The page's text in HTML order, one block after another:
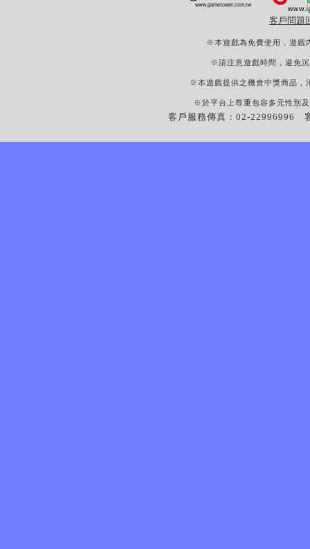
客戶問題
※本遊戲為免費使用，遊戲
※請注意遊戲時間，避免
※本遊戲提供之機會中獎商品，
※於平台上尊重包容多元性別
客戶服務傳真：02-22996996